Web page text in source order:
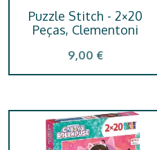
Puzzle Stitch - 2×20
Peças, Clementoni
9,00 €